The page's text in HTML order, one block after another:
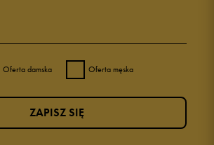
Oferta damska Oferta męska
ZAPISZ SIĘ